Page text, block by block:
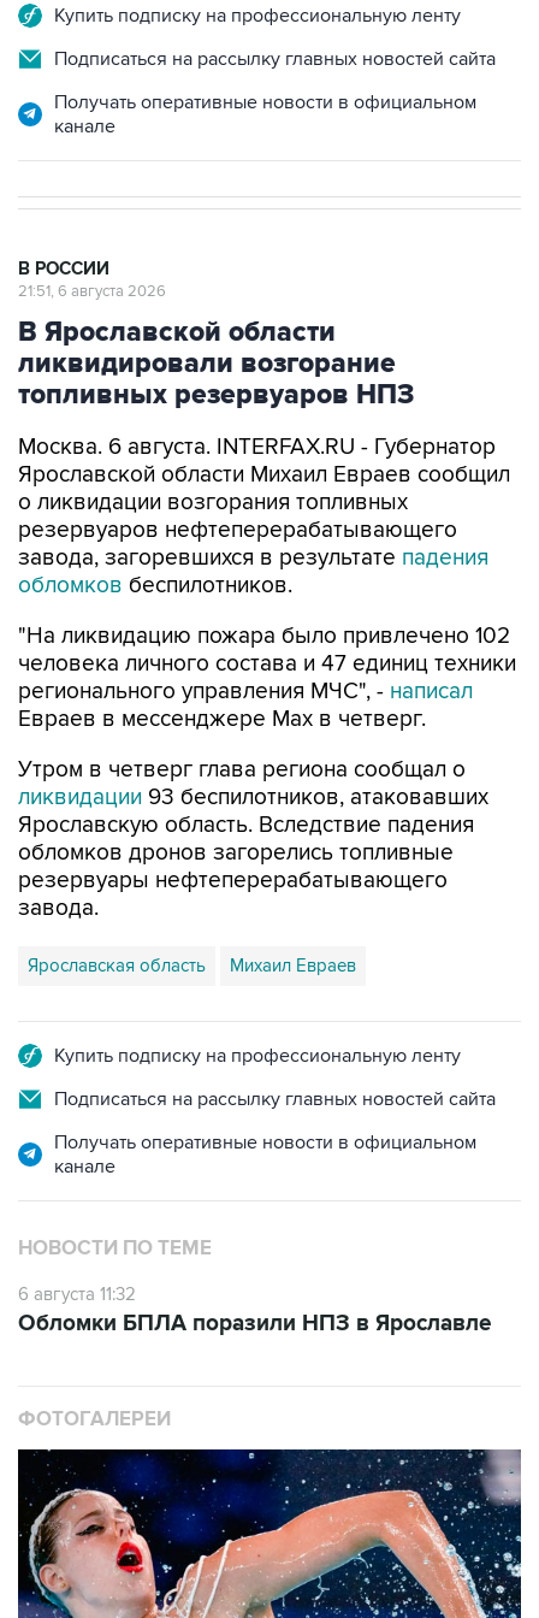
Купить подписку на профессиональную ленту
Подписаться на рассылку главных новостей сайта
Получать оперативные новости в официальном
канале
В РОССИИ
21:51, 6 августа 2026
В Ярославской области
ликвидировали возгорание
топливных резервуаров НПЗ
Москва. 6 августа. INTERFAX.RU - Губернатор
Ярославской области Михаил Евраев сообщил
о ликвидации возгорания топливных
резервуаров нефтеперерабатывающего
завода, загоревшихся в результате падения
обломков беспилотников.
"На ликвидацию пожара было привлечено 102
человека личного состава и 47 единиц техники
регионального управления МЧС", - написал
Евраев в мессенджере Мах в четверг.
Утром в четверг глава региона сообщал о
ликвидации 93 беспилотников, атаковавших
Ярославскую область. Вследствие падения
обломков дронов загорелись топливные
резервуары нефтеперерабатывающего
завода.
Ярославская область Михаил Евраев
Купить подписку на профессиональную ленту
Подписаться на рассылку главных новостей сайта
Получать оперативные новости в официальном
канале
НОВОСТИ ПО ТЕМЕ
6 августа 11:32
Обломки БПЛА поразили НПЗ в Ярославле
ФОТОГАЛЕРЕИ